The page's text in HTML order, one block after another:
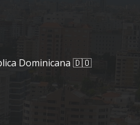
Dominicana 🇩🇴